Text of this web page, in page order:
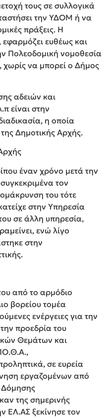
τους σε συλλογικά
την ΥΔΟΜ ή να
πράξεις. Η
εφαρμόζει ευθέως και
Πολεοδομική νομοθεσία
χωρίς να μπορεί ο Δήμος
αδειών και
είναι στην
η οποία
Δημοτικής Αρχής.
έναν χρόνο μετά την
τον
του τότε
στην Υπηρεσία
σε άλλη υπηρεσία,
ενώ λίγο
στην
από το αρμόδιο
βορείου τομέα
ενέργειες για την
προεδρία του
Θεμάτων και
σε ευρεία
εργαζομένων από
Δόμησης
της σημερινής
ΕΛ.ΑΣ ξεκίνησε τον